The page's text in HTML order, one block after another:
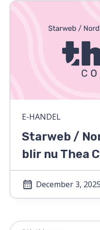
E-HANDEL
Starweb /
blir nu Thea
December 3, 2025